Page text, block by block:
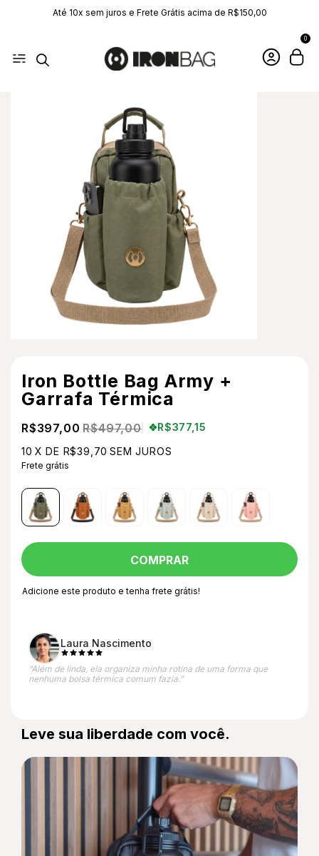
Até 10x sem juros e Frete Grátis acima de R$150,00
0
Iron Bottle Bag Army +
Garrafa Térmica
R$397,00 R$497,00
R$377,15
10 X DE R$39,70 SEM JUROS
Frete grátis
Adicione este produto etenha frete grátis!
Laura Nascimento
“Além de linda, ela organiza minha rotina de uma forma que
nenhuma bolsa térmica comum fazia.”
Leve sua liberdade com você.